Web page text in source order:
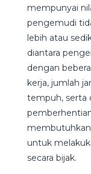
mempunyai
pengemudi
lebih atau
diantara
dengan
kerja, jumlah
tempuh, serta
untuk
secara bijak.